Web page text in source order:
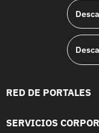
RED DE PORTALES
SERVICIOS